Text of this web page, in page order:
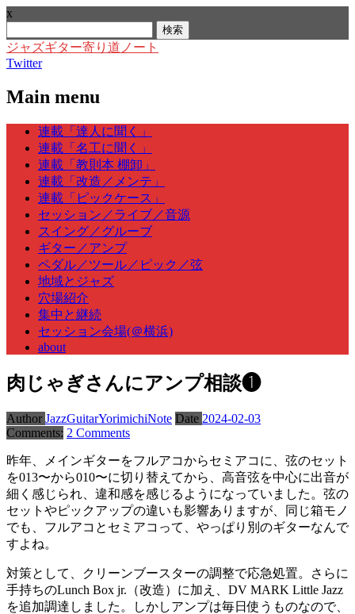
x
索:
ジャズギター寄り道ノート
Twitter
Main menu
Skip
content
連載「達人に聞く」
連載「名工に聞く」
連載「教則本 棚卸」
連載「改造／メンテ」
連載「ピックケース」
セッション／ライブ／音源
スイング／グルーブ
ギター／アンプ
ペダル／ツール／ピック／弦
地域とジャズ
穴場紹介
集中と継続
セッション会場(＠横浜)
about
肉じゃぎさんにアンプ相談❶
Author JazzGuitarYorimichiNote Date 2024-02-03
Comments: 2 Comments
昨年、メインギターをフルアコからセミアコに、弦のセット
を013〜から010〜に切り替えてから、高音弦を中心に出音が
細く感じられ、違和感を感じるようになっていました。弦の
セットやピックアップの違いも影響ありますが、同じ箱モノ
でも、フルアコとセミアコって、やっぱり別のギターなんで
すよね。
対策として、クリーンブースターの調整で応急処置。さらに
手持ちのLunch Box jr.（改造）に加え、DV MARK Little Jazz
を追加調達しました。しかしアンプは毎日使うものなので、